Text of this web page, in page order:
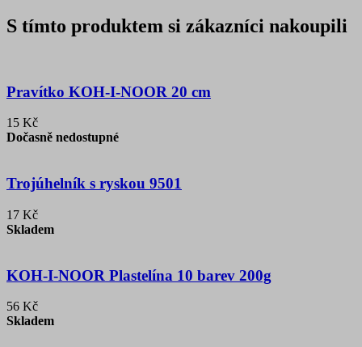
S tímto produktem si zákazníci nakoupili
Pravítko KOH-I-NOOR 20 cm
15 Kč
Dočasně nedostupné
Trojúhelník s ryskou 9501
17 Kč
Skladem
KOH-I-NOOR Plastelína 10 barev 200g
56 Kč
Skladem